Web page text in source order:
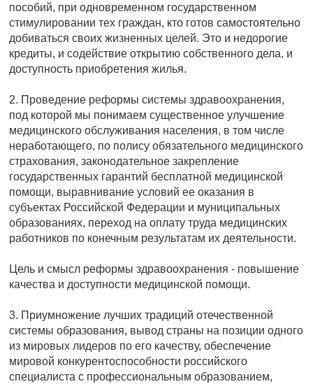
пособий, при одновременном государственном
стимулировании тех граждан, кто готов самостоятельно
добиваться своих жизненных целей. Это и недорогие
кредиты, и содействие открытию собственного дела, и
доступность приобретения жилья.
2. Проведение реформы системы здравоохранения,
под которой мы понимаем существенное улучшение
медицинского обслуживания населения, в том числе
неработающего, по полису обязательного медицинского
страхования, законодательное закрепление
государственных гарантий бесплатной медицинской
помощи, выравнивание условий ее оказания в
субъектах Российской Федерации и муниципальных
образованиях, переход на оплату труда медицинских
работников по конечным результатам их деятельности.
Цель и смысл реформы здравоохранения - повышение
качества и доступности медицинской помощи.
3. Приумножение лучших традиций отечественной
системы образования, вывод страны на позиции одного
из мировых лидеров по его качеству, обеспечение
мировой конкурентоспособности российского
специалиста с профессиональным образованием,